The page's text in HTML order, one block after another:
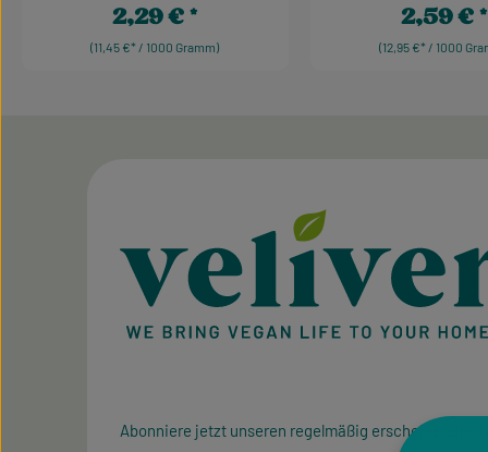
(11,45 €* / 1000 Gramm)
Regulärer Preis:
2,29 €
(12,95 €* / 1000
Regulärer
2,59 €
Abonniere jetzt unseren regelmäßig erscheinenden